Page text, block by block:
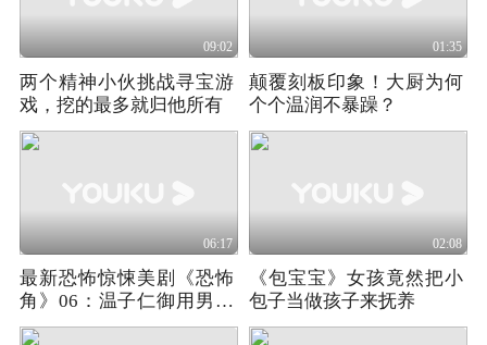
09:02
两个精神小伙挑战寻宝游
戏，挖的最多就归他所有
01:35
颠覆刻板印象！大厨为何
个个温润不暴躁？
06:17
最新恐怖惊悚美剧《恐怖
角》06：温子仁御用男主
主演
02:08
《包宝宝》女孩竟然把小
包子当做孩子来抚养